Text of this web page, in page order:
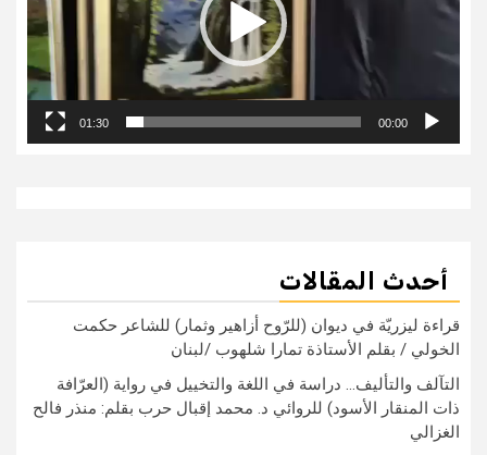
00:00
01:30
أحدث المقالات
قراءة ليزريّة في ديوان (للرّوح أزاهير وثمار) للشاعر حكمت
الخولي / بقلم الأستاذة تمارا شلهوب /لبنان
التآلف والتأليف… دراسة في اللغة والتخييل في رواية (العرّافة
ذات المنقار الأسود) للروائي د. محمد إقبال حرب بقلم: منذر فالح
الغزالي